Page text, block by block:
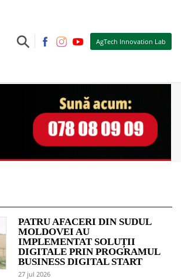
⚲ AgTech Innovation Lab
PATRU AFACERI DIN SUDUL
MOLDOVEI AU
IMPLEMENTAT SOLUȚII
DIGITALE PRIN PROGRAMUL
BUSINESS DIGITAL START
27 jul 2026